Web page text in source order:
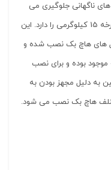
ناگهانی جلوگیری می
کند. این یدک کش قابلیت حمل 2 عدد دوچرخه 15 کیلوگرمی را دارد. این
های هاچ بک نصب شده و
بوده و برای نصب
به دلیل مجهز بودن به
هاچ بک نصب می شود.